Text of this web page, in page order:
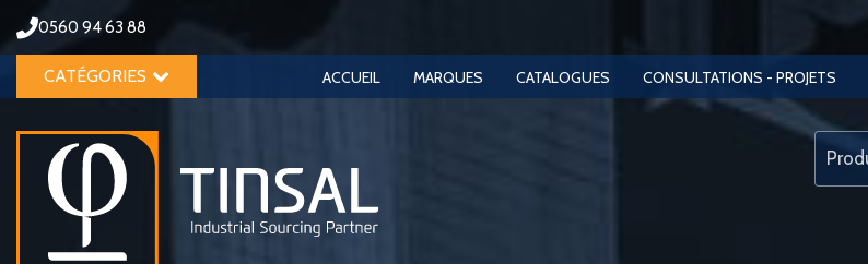
0560 94 63 88
CATÉGORIES ACCUEIL MARQUES CATALOGUES CONSULTATIONS - PROJETS